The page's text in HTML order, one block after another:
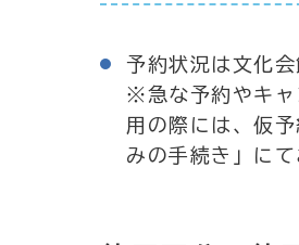
予約状況は文化
※急な予約やキャ
用の際には、仮
みの手続き」にて